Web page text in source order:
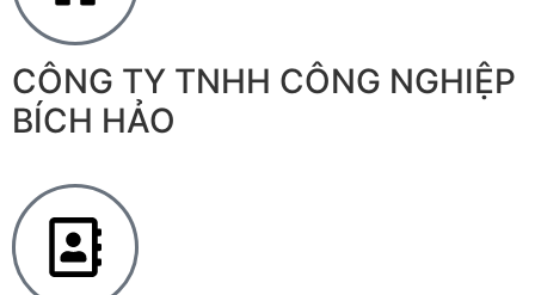
CÔNG TY TNHH CÔNG NGHIỆP
BÍCH HẢO